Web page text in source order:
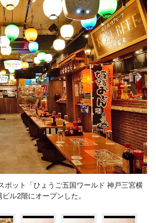
ポット「ひょうご五国ワールド 神戸三宮横
ル2階にオープンした。